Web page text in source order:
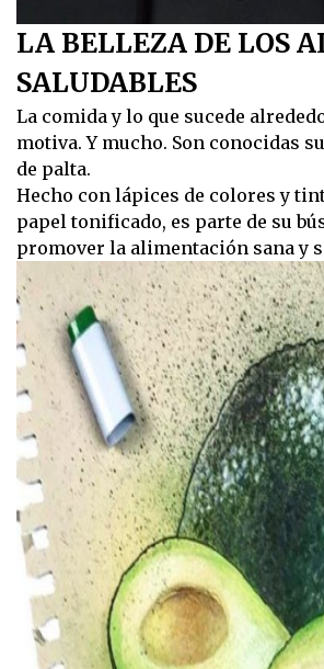
LA BELLEZA DE LOS
SALUDABLES
La comida y lo que sucede
motiva. Y mucho. Son conocidas
de palta.
Hecho con lápices de colores y
papel tonificado, es parte de su
promover la alimentación sana y